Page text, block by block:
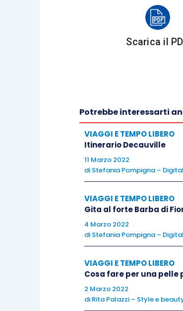
cannocchiale per
percorso acquatico
legno, alimentate
oppure salire sui
forse l’unico punto
piccoli può trovarsi
essere presi per
preferibile
inconvenienti.
Lecasette sugli
qualsiasi cosa i
circostante.
Iltiro a segno delle
di raccogliere le
Scarica il
Potrebbe interessarti
VIAGGI E TEMPO LIBERO
Itinerario Decauville
11 Marzo 2022
di Stefania Pompigna –
VIAGGI E TEMPO LIBERO
Gita al forte Barba di
4 Marzo 2022
di Stefania Pompigna –
VIAGGI E TEMPO LIBERO
Cosa fare per una
2 Marzo 2022
di Rita Palazzi – Style e